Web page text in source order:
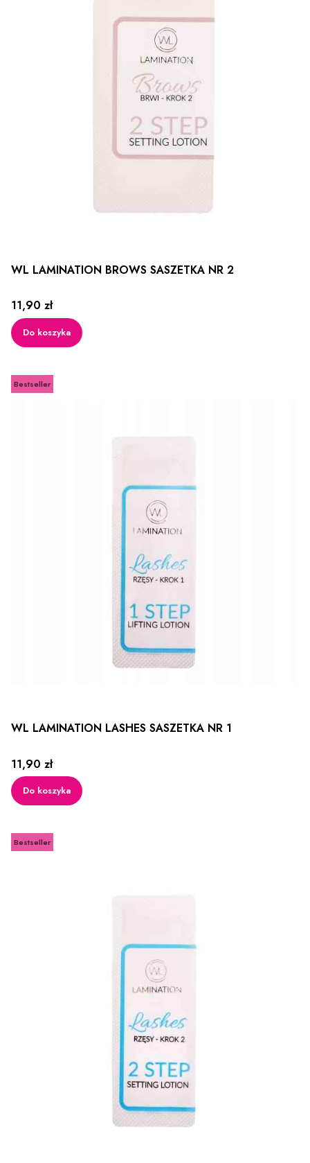
WL LAMINATION BROWS SASZETKA NR 2
Cena
11,90 zł
Do koszyka
Bestseller
WL LAMINATION LASHES SASZETKA NR 1
Cena
11,90 zł
Do koszyka
Bestseller